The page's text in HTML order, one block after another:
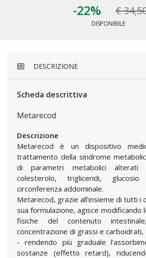
-22% €
DISPONIBILE
DESCRIZIONE
Scheda descrittiva
Metarecod
Descrizione
Metarecod è un dispositivo
trattamento della sindrome
di parametri metabolici
colesterolo, trigliceridi,
circonferenza addominale.
Metarecod, grazie all’insieme di tutti i
sua formulazione, agisce modificando
fisiche del contenuto
concentrazione di grassi e carboidrati,
- rendendo più graduale
sostanze (effetto retard),